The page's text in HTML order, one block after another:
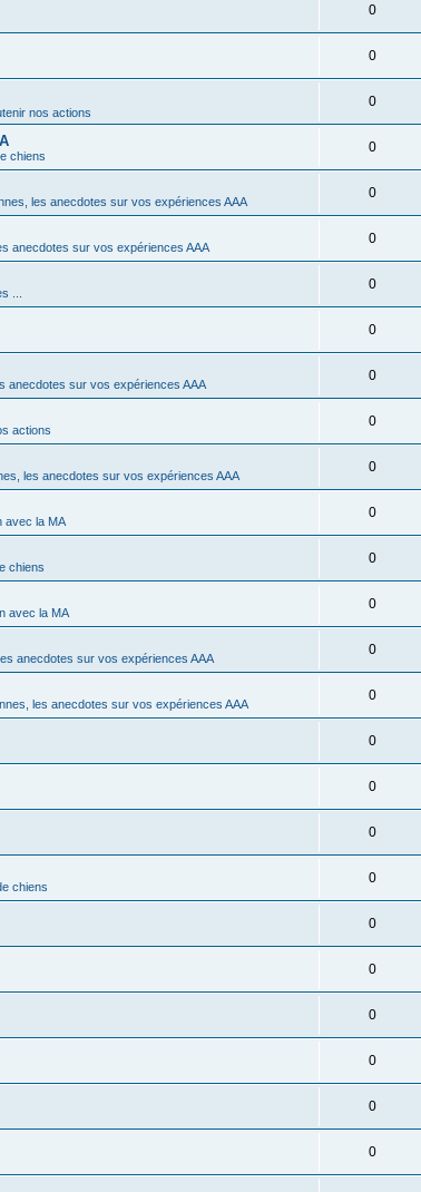
0
0
nos actions
0
chiens
0
les anecdotes sur vos expériences AAA
0
anecdotes sur vos expériences AAA
0
...
0
0
anecdotes sur vos expériences AAA
0
actions
0
les anecdotes sur vos expériences AAA
0
avec la MA
0
chiens
0
avec la MA
0
anecdotes sur vos expériences AAA
0
les anecdotes sur vos expériences AAA
0
0
0
0
chiens
0
0
0
0
0
0
0